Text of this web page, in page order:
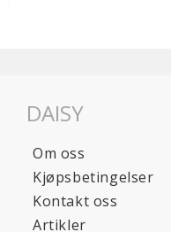
DAISY
Om oss
Kjøpsbetingelser
Kontakt oss
Artikler